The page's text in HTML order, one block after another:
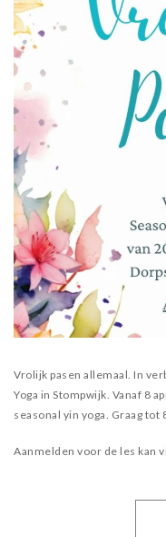
Vrolijk pasen allemaal. In
Yoga in Stompwijk. Vanaf 8
seasonal yin yoga. Graag tot
Aanmelden voor de les kan